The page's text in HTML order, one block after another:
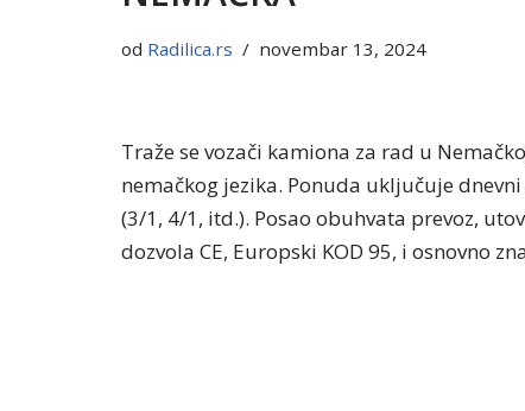
od Radilica.rs novembar 13, 2024
Traže se vozači kamiona za rad u
nemačkog jezika. Ponuda uključuje
(3/1, 4/1, itd.). Posao obuhvata prevoz,
dozvola CE, Europski KOD 95, i osnovno